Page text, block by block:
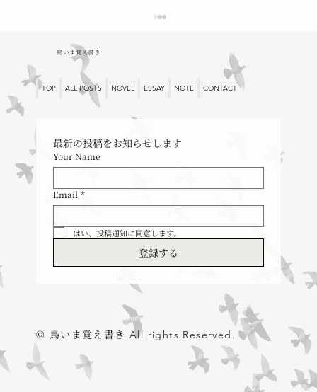
鳥いま覚え書き
TOP ALL POSTS NOVEL ESSAY NOTE CONTACT
最新の投稿をお知らせします
Your Name
Email *
はい、投稿通知に同意します。
登録する
© 鳥いま覚え書き All rights Reserved.